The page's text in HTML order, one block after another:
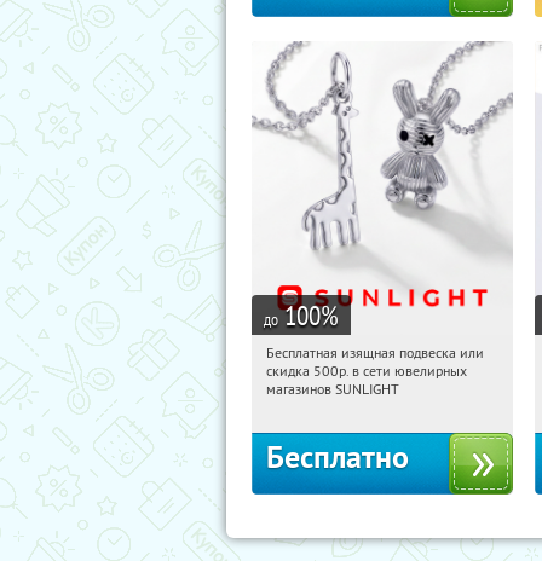
до 100%
19:47:23 Получили:
Россия
Бесплатная изящная подвеска или
скидка 500р. в сети ювелирных
магазинов SUNLIGHT
Бесплатно